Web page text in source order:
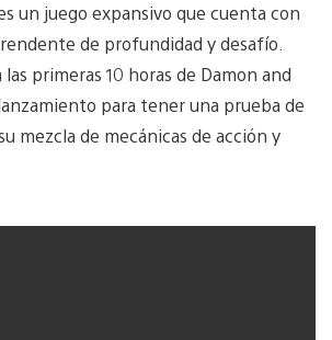
un juego expansivo que cuenta con
de profundidad y desafío.
primeras 10 horas de Damon and
para tener una prueba de
mezcla de mecánicas de acción y